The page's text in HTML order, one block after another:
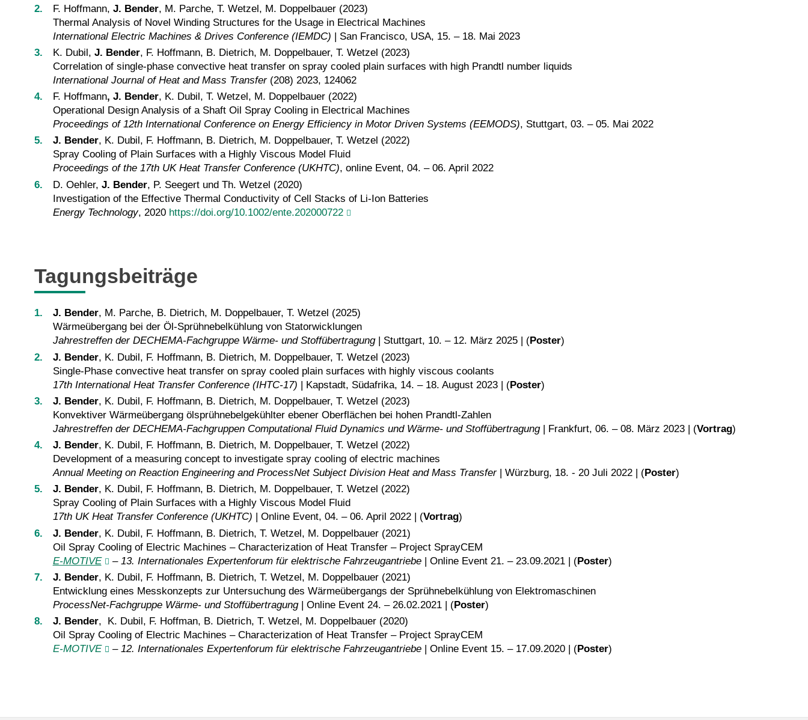
F. Hoffmann, J. Bender, M. Parche, T. Wetzel, M. Doppelbauer (2023)
Thermal Analysis of Novel Winding Structures for the Usage in Electrical Machines
International Electric Machines & Drives Conference (IEMDC) | San Francisco, USA, 15. – 18. Mai 2023
K. Dubil, J. Bender, F. Hoffmann, B. Dietrich, M. Doppelbauer, T. Wetzel (2023)
Correlation of single-phase convective heat transfer on spray cooled plain surfaces with high Prandtl number liquids
International Journal of Heat and Mass Transfer(208) 2023, 124062
F. Hoffmann, J. Bender, K. Dubil, T. Wetzel, M. Doppelbauer (2022)
Operational Design Analysis of a Shaft Oil Spray Cooling in Electrical Machines
Proceedings of 12th International Conference on Energy Efficiency in Motor Driven Systems (EEMODS), Stuttgart, 03. – 05. Mai 2022
J. Bender, K. Dubil, F. Hoffmann, B. Dietrich, M. Doppelbauer, T. Wetzel (2022)
Spray Cooling of Plain Surfaces with a Highly Viscous Model Fluid
Proceedings of the 17th UK Heat Transfer Conference (UKHTC), online Event, 04. – 06. April 2022
D. Oehler, J. Bender, P. Seegert und Th. Wetzel (2020)
Investigation of the Effective Thermal Conductivity of Cell Stacks of Li‐Ion Batteries
Energy Technology, 2020 https://doi.org/10.1002/ente.202000722
Tagungsbeiträge
J. Bender, M. Parche, B. Dietrich, M. Doppelbauer, T. Wetzel (2025)
Wärmeübergang bei der Öl-Sprühnebelkühlung von Statorwicklungen
Jahrestreffen der DECHEMA-Fachgruppe Wärme- und Stoffübertragung| Stuttgart, 10. – 12. März 2025 | (Poster)
J. Bender, K. Dubil, F. Hoffmann, B. Dietrich, M. Doppelbauer, T. Wetzel (2023)
Single-Phase convective heat transfer on spray cooled plain surfaces with highly viscous coolants
17th International Heat Transfer Conference (IHTC-17) | Kapstadt, Südafrika, 14. – 18. August 2023 | (Poster)
J. Bender, K. Dubil, F. Hoffmann, B. Dietrich, M. Doppelbauer, T. Wetzel (2023)
Konvektiver Wärmeübergang ölsprühnebelgekühlter ebener Oberflächen bei hohen Prandtl-Zahlen
Jahrestreffen der DECHEMA-Fachgruppen Computational Fluid Dynamics und Wärme- und Stoffübertragung| Frankfurt, 06. – 08. März 2023 | (Vortrag)
J. Bender, K. Dubil, F. Hoffmann, B. Dietrich, M. Doppelbauer, T. Wetzel (2022)
Development of a measuring concept to investigate spray cooling of electric machines
Annual Meeting on Reaction Engineering and ProcessNet Subject Division Heat and Mass Transfer | Würzburg, 18. - 20 Juli 2022 | (Poster)
J. Bender, K. Dubil, F. Hoffmann, B. Dietrich, M. Doppelbauer, T. Wetzel (2022)
Spray Cooling of Plain Surfaces with a Highly Viscous Model Fluid
17th UK Heat Transfer Conference (UKHTC) | Online Event, 04. – 06. April 2022 | (Vortrag)
J. Bender, K. Dubil, F. Hoffmann, B. Dietrich, T. Wetzel, M. Doppelbauer (2021)
Oil Spray Cooling of Electric Machines – Characterization of Heat Transfer – Project SprayCEM
E-MOTIVE
– 13. Internationales Expertenforum für elektrische Fahrzeugantriebe| Online Event 21. – 23.09.2021 | (Poster)
J. Bender, K. Dubil, F. Hoffmann, B. Dietrich, T. Wetzel, M. Doppelbauer (2021)
Entwicklung eines Messkonzepts zur Untersuchung des Wärmeübergangs der Sprühnebelkühlung von Elektromaschinen
ProcessNet-Fachgruppe Wärme- und Stoffübertragung| Online Event 24. – 26.02.2021 | (Poster)
J. Bender, K. Dubil, F. Hoffman, B. Dietrich, T. Wetzel, M. Doppelbauer (2020)
Oil Spray Cooling of Electric Machines – Characterization of Heat Transfer – Project SprayCEM
E-MOTIVE
– 12. Internationales Expertenforum für elektrische Fahrzeugantriebe| Online Event 15. – 17.09.2020 | (Poster)